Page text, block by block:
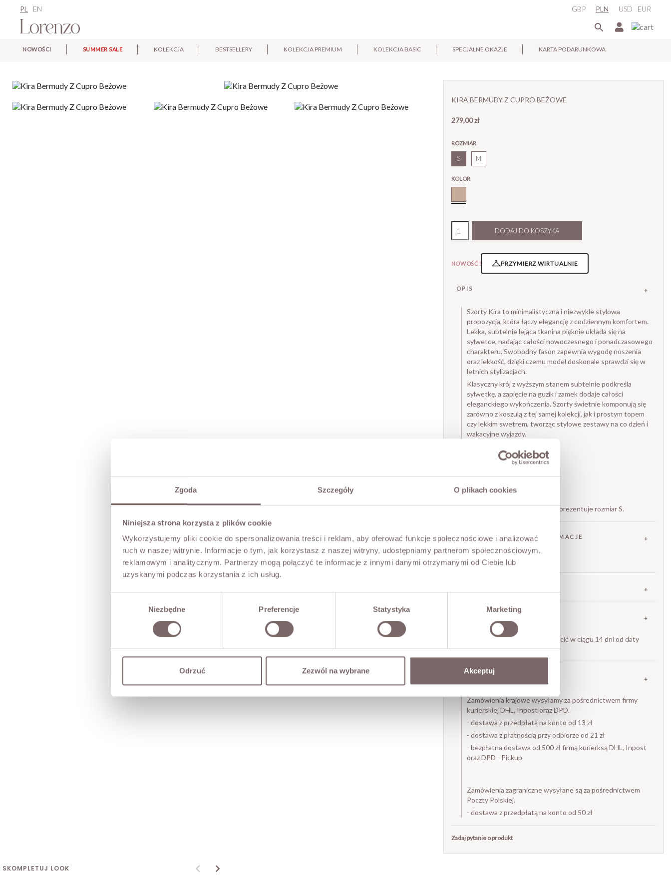
Zgoda Szczegóły O plikach cookies
Niniejsza strona korzysta z plików cookie
Wykorzystujemy pliki cookie do spersonalizowania treści i reklam, aby oferować funkcje społecznościowe i analizować
ruch w naszej witrynie. Informacje o tym, jak korzystasz z naszej witryny, udostępniamy partnerom społecznościowym,
reklamowym i analitycznym. Partnerzy mogą połączyć te informacje z innymi danymi otrzymanymi od Ciebie lub
uzyskanymi podczas korzystania z ich usług.
Niezbędne Preferencje Statystyka Marketing
Odrzuć Zezwól na wybrane Akceptuj
PL EN EUR
GBP PLN USD

NOWOŚCI SUMMER SALE KOLEKCJA BESTSELLERY KOLEKCJA PREMIUM KOLEKCJA BASIC SPECJALNE OKAZJE KARTA PODARUNKOWA
KIRA BERMUDY Z CUPRO BEŻOWE
279,00 zł
ROZMIAR
S M
KOLOR
DODAJ DO KOSZYKA
NOWOŚĆ! PRZYMIERZ WIRTUALNIE
OPIS
Szorty Kira to minimalistyczna i niezwykle stylowa
propozycja, która łączy elegancję z codziennym komfortem.
Lekka, subtelnie lejąca tkanina pięknie układa się na
sylwetce, nadając całości nowoczesnego i ponadczasowego
charakteru. Swobodny fason zapewnia wygodę noszenia
oraz lekkość, dzięki czemu model doskonale sprawdzi się w
letnich stylizacjach.
Klasyczny krój z wyższym stanem subtelnie podkreśla
sylwetkę, a zapięcie na guzik i zamek dodaje całości
eleganckiego wykończenia. Szorty świetnie komponują się
zarówno z koszulą z tej samej kolekcji, jak i prostym topem
czy lekkim swetrem, tworząc stylowe zestawy na co dzień i
wakacyjne wyjazdy.
- Zapięcie na guzik i zamek
Modelka ma 173 cm wzrostu i prezentuje rozmiar S.
SKŁAD / DODATKOWE INFORMACJE
60% cupro 40% wiskoza
Zakupiony towar możesz zwrócić w ciągu 14 dni od daty
jego otrzymania.
DOSTAWA
Zamówienia krajowe wysyłamy za pośrednictwem firmy
kurierskiej DHL, Inpost oraz DPD.
- dostawa z przedpłatą na konto od 13 zł
- dostawa z płatnością przy odbiorze od 21 zł
- bezpłatna dostawa od 500 zł firmą kurierksą DHL, Inpost
oraz DPD - Pickup
Zamówienia zagraniczne wysyłane są za pośrednictwem
Poczty Polskiej.
- dostawa z przedpłatą na konto od 50 zł
Zadaj pytanie o produkt
SKOMPLETUJ LOOK
×